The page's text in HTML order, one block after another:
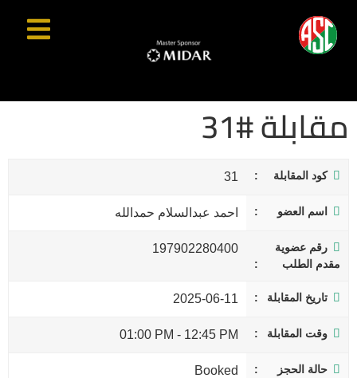
مقابلة #31
كود المقابلة 31
اسم العضو احمد عبدالسلام حمدالله
رقم عضوية
مقدم الطلب
197902280400
تاريخ المقابلة 2025-06-11
وقت المقابلة 12:45 PM
-
01:00 PM
حالة الحجز Booked